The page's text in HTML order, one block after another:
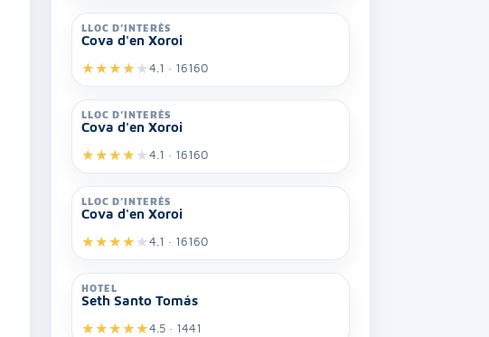
LLOC D’INTERÈS
Cova d'en Xoroi
★★★★ ★4.1 · 16160
LLOC D’INTERÈS
Cova d'en Xoroi
★★★★ ★4.1 · 16160
LLOC D’INTERÈS
Cova d'en Xoroi
★★★★ ★4.1 · 16160
HOTEL
Seth Santo Tomás
★★★★★4.5 · 1441